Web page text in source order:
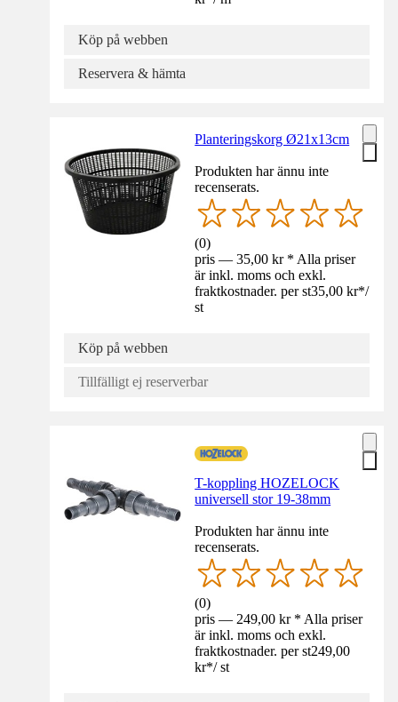
Köp på webben
Reservera & hämta
Planteringskorg Ø21x13cm
Produkten har ännu inte
recenserats.
(0)
pris — 35,00 kr * Alla priser
är inkl. moms och exkl.
fraktkostnader. per st35,00 kr*/
st
Köp på webben
Tillfälligt ej reserverbar
T-koppling HOZELOCK
universell stor 19-38mm
Produkten har ännu inte
recenserats.
(0)
pris — 249,00 kr * Alla priser
är inkl. moms och exkl.
fraktkostnader. per st249,00
kr*/ st